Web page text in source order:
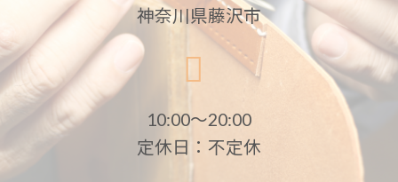
神奈川県藤沢市
10:00〜20:00
定休日：不定休